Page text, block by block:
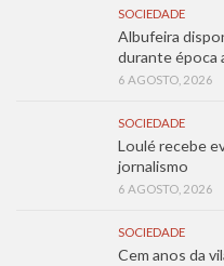
SOCIEDADE
Albufeira
durante época
6 AGOSTO, 2026
SOCIEDADE
Loulé recebe
jornalismo
6 AGOSTO, 2026
SOCIEDADE
Cem anos da